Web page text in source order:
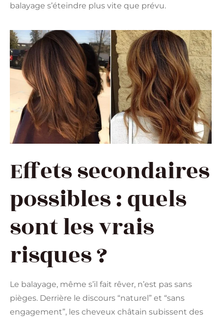
balayage s’éteindre plus vite que prévu.
Effets secondaires
possibles : quels
sont les vrais
risques ?
Le balayage, même s’il fait rêver, n’est pas sans
pièges. Derrière le discours “naturel” et “sans
engagement”, les cheveux châtain subissent des